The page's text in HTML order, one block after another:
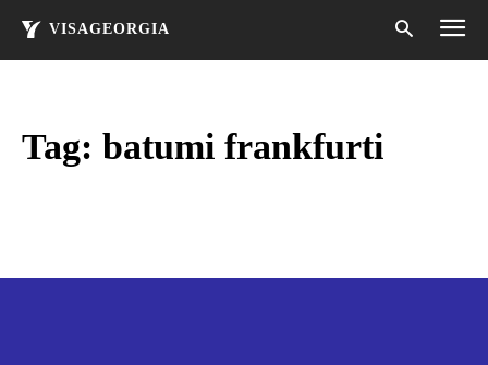
VISAGEORGIA
Tag: batumi frankfurti